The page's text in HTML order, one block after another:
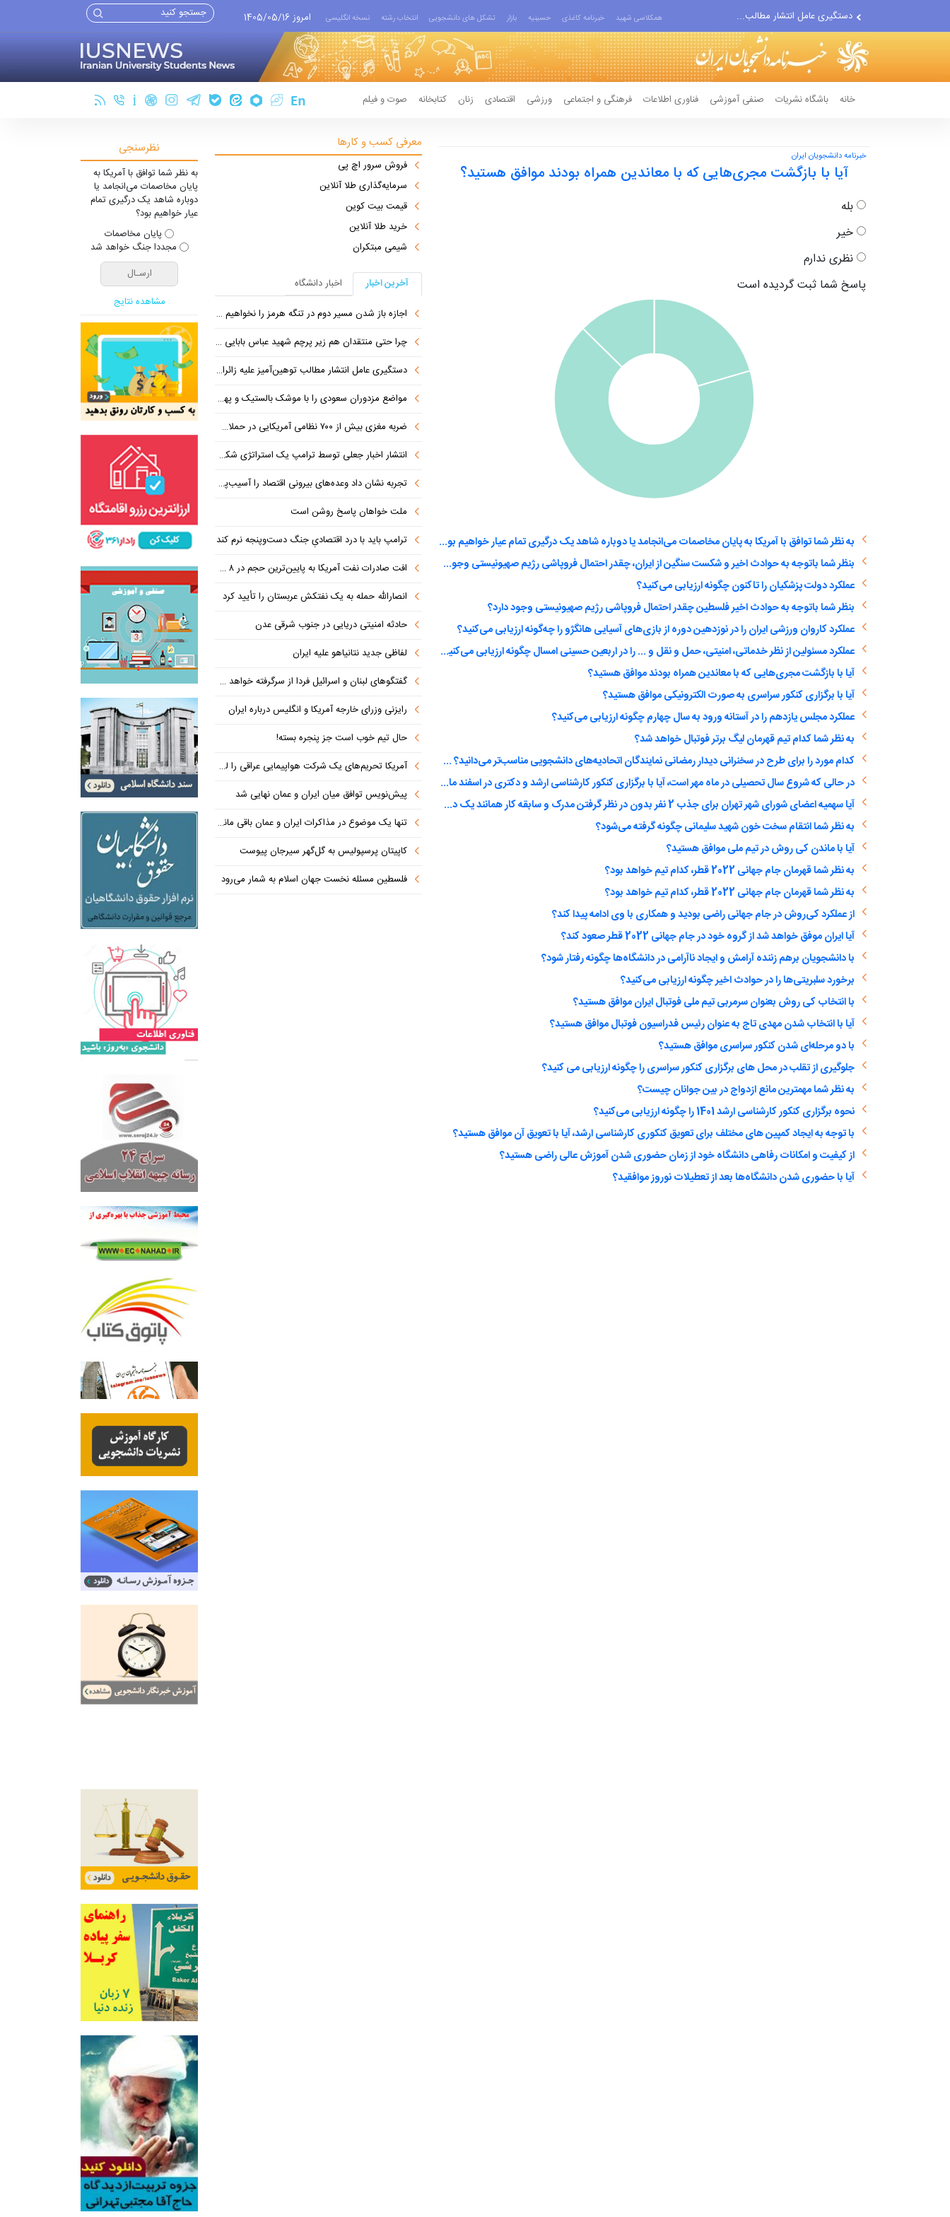
مواضع مزدوران سعودی را با...
ضربه مغزی بیش از ۷۰۰ نظامی...
همکلاسی شهید خبرنامه کاغذی حسینیه بازار تشکل های دانشجویی انتخاب رشته نسخه انگلیسی امروز 1405/05/16
خانه باشگاه نشریات صنفی آموزشی فناوری اطلاعات فرهنگی و اجتماعی ورزشی اقتصادی زنان کتابخانه صوت و فیلم
خبرنامه دانشجویان ایران
آیا با بازگشت مجری‌هایی که با معاندین همراه بودند موافق هستید؟
بله
خیر
نظری ندارم
پاسخ شما ثبت گردیده است
به نظر شما توافق با آمریکا به پایان مخاصمات می‌انجامد یا دوباره شاهد یک درگیری تمام عیار خواهیم بود؟
بنظر شما باتوجه به حوادث اخیر و شکست سنگین از ایران، چقدر احتمال فروپاشی رژیم صهیونیستی وجود دارد؟
عملکرد دولت پزشکیان را تاکنون چگونه ارزیابی می‌کنید؟
بنظر شما باتوجه به حوادث اخیر فلسطین چقدر احتمال فروپاشی رژیم صهیونیستی وجود دارد؟
عملکرد کاروان ورزشی ایران را در نوزدهین دوره از بازی‌های آسیایی هانگژو را چه‌گونه ارزیابی می‌کنید؟
عملکرد مسئولین از نظر خدماتی، امنیتی، حمل و نقل و ... را در اربعین حسینی امسال چگونه ارزیابی می‌کنید؟
آیا با بازگشت مجری‌هایی که با معاندین همراه بودند موافق هستید؟
آیا با برگزاری کنکور سراسری به صورت الکترونیکی موافق هستید؟
عملکرد مجلس یازدهم را در آستانه ورود به سال چهارم چگونه ارزیابی می‌کنید؟
به نظر شما کدام تیم قهرمان لیگ برتر فوتبال خواهد شد؟
کدام مورد را برای طرح در سخنرانی دیدار رمضانی نمایندگان اتحادیه‌های دانشجویی مناسب‌تر می‌دانید؟ (انتخاب چند گزینه ممکن است)
در حالی که شروع سال تحصیلی در ماه مهر است، آیا با برگزاری کنکور کارشناسی ارشد و دکتری در اسفند ماه موافق هستید؟
آیا سهمیه اعضای شورای شهر تهران برای جذب 2 نفر بدون در نظر گرفتن مدرک و سابقه کار همانند یک دختر دهه هشتادی را درست می‌دانید؟
به نظر شما انتقام سخت خون شهید سلیمانی چگونه گرفته می‌شود؟
آیا با ماندن کی روش در تیم ملی موافق هستید؟
به نظر شما قهرمان جام جهانی 2022 قطر، کدام تیم خواهد بود؟
به نظر شما قهرمان جام جهانی 2022 قطر، کدام تیم خواهد بود؟
از عملکرد کی‌روش در جام جهانی راضی بودید و همکاری با وی ادامه پیدا کند؟
آیا ایران موفق خواهد شد از گروه خود در جام جهانی 2022 قطر صعود کند؟
با دانشجویان برهم زننده آرامش و ایجاد ناآرامی در دانشگاه‌ها چگونه رفتار شود؟
برخورد سلبریتی‌ها را در حوادث اخیر چگونه ارزیابی می‌کنید؟
با انتخاب کی روش بعنوان سرمربی تیم ملی فوتبال ایران موافق هستید؟
آیا با انتخاب شدن مهدی تاج به عنوان رئیس فدراسیون فوتبال موافق هستید؟
با دو مرحله‌ای شدن کنکور سراسری موافق هستید؟
جلوگیری از تقلب در محل های برگزاری کنکور سراسری را چگونه ارزیابی می کنید؟
به نظر شما مهمترین مانع ازدواج در بین جوانان چیست؟
نحوه برگزاری کنکور کارشناسی ارشد 1401 را چگونه ارزیابی می‌کنید؟
با توجه به ایجاد کمپین های مختلف برای تعویق کنکوری کارشناسی ارشد، آیا با تعویق آن موافق هستید؟
از کیفیت و امکانات رفاهی دانشگاه خود از زمان حضوری شدن آموزش عالی راضی هستید؟
آیا با حضوری شدن دانشگاه‌ها بعد از تعطیلات نوروز موافقید؟
معرفی کسب و کارها
فروش سرور اچ پی
سرمایه‌گذاری طلا آنلاین
قیمت بیت کوین
خرید طلا آنلاین
شیمی مبتکران
آخرین اخبار
اخبار دانشگاه
اجازه باز شدن مسیر دوم در تنگه هرمز را نخواهیم داد
چرا حتی منتقدان هم زیر پرچم شهید عباس بابایی ایستادند؟
دستگیری عامل انتشار مطالب توهین‌آمیز علیه زائران اربعین در فضای مجازی
مواضع مزدوران سعودی را با موشک بالستیک و پهپاد در هم شکستیم
ضربه مغزی بیش از ۷۰۰ نظامی آمریکایی در حملات ایران
انتشار اخبار جعلی توسط ترامپ یک استراتژی شکست خورده است
تجربه نشان داد وعده‌های بیرونی اقتصاد را آسیب‌پذیرتر می‌کند
ملت خواهان پاسخ روشن است
ترامپ باید با درد اقتصادیِ جنگ دست‌و‌پنجه نرم کند
افت صادرات نفت آمریکا به پایین‌ترین حجم در ۸ ماه اخیر
انصارالله حمله به یک نفتکش عربستان را تأیید کرد
حادثه امنیتی دریایی در جنوب شرقی عدن
لفاظی جدید نتانیاهو علیه ایران
گفتگوهای لبنان و اسرائیل فردا از سرگرفته خواهد شد!
رایزنی وزرای خارجه آمریکا و انگلیس درباره ایران
حال تیم خوب است جز پنجره بسته!
آمریکا تحریم‌های یک شرکت هواپیمایی عراقی را لغو کرد
پیش‌نویس توافق میان ایران و عمان نهایی شد
تنها یک موضوع در مذاکرات ایران و عمان باقی مانده است
کاپیتان پرسپولیس به گل‌گهر سیرجان پیوست
فلسطین مسئله نخست جهان اسلام به شمار می‌رود
نظرسنجی
به نظر شما توافق با آمریکا به
پایان مخاصمات می‌انجامد یا
دوباره شاهد یک درگیری تمام
عیار خواهیم بود؟
پایان مخاصمات
مجددا جنگ خواهد شد
مشاهده نتایج